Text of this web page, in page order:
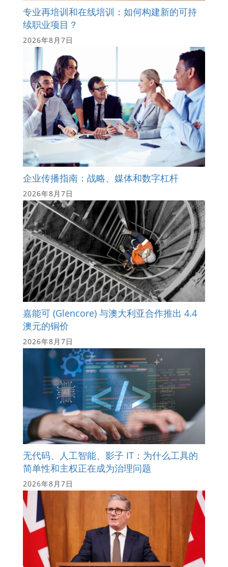
专业再培训和在线培训：如何构建新的可持
续职业项目？
2026年8月7日
企业传播指南：战略、媒体和数字杠杆
2026年8月7日
嘉能可 (Glencore) 与澳大利亚合作推出 4.4
澳元的铜价
2026年8月7日
无代码、人工智能、影子 IT：为什么工具的
简单性和主权正在成为治理问题
2026年8月7日